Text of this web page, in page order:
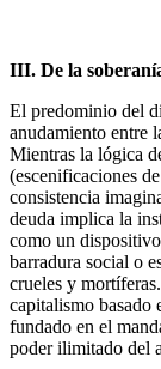
III. De la
El predominio del
anudamiento entre
Mientras la lógica
(escenificaciones
consistencia
deuda implica la
como un
barradura social o
crueles y
capitalismo basado
fundado en el
poder ilimitado del